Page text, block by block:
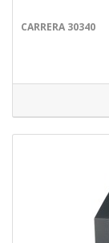
CARRERA 30340